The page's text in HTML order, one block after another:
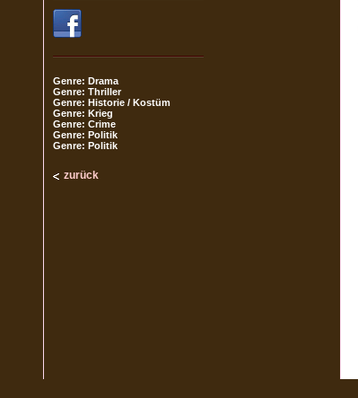
Genre: Drama
Genre: Thriller
Genre: Historie / Kostüm
Genre: Krieg
Genre: Crime
Genre: Politik
Genre: Politik
zurück